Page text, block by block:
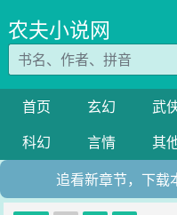
农夫小说网
首页 玄幻 武
科幻
言情 其
追看新章节，下载